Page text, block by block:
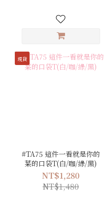
現貨
#TA75 這件一看就是你的
菜的口袋T(白/咖/綠/黑)
NT$1,280
NT$1,480